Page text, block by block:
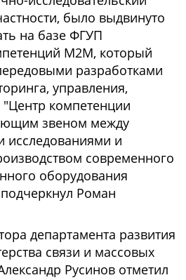
было выдвинуто
на базе ФГУП
М2М, который
разработками
управления,
"Центр компетенции
звеном между
исследованиями и
современного
оборудования
Роман
департамента развития
связи и массовых
Русинов отметил